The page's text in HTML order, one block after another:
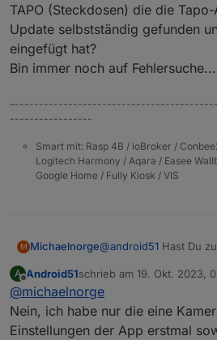
2023-10-18
2023-10-18
2023-10-18
2023-10-18
2023-10-18
2023-10-18
TAPO (Steckdosen) die die
Update selbstständig gefunden
eingefügt hat?
Bin immer noch auf
-----------------
Smart mit: Rasp 4B / ioBroker /
Logitech Harmony / Aqara / Easee
Google Home / Fully Kiosk / VIS
M Michaelnorge@android51 Hast Du
dem letzten Update
mit in seine Liste
Bin immer noch auf
A
Offline
Android51schrieb am 19. Okt. 2023,
zuletzt editiert von
@michaelnorge
Nein, ich habe nur die eine
Einstellungen der App erstmal